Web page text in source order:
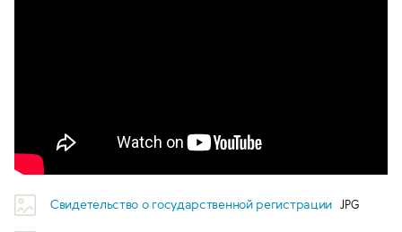
Свидетельство о государственной регистрации